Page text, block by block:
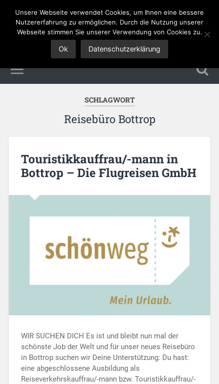
Tourismus Jobs
SCHLAGWORT
Reisebüro Bottrop
Touristikkauffrau/-mann in
Bottrop – Die Flugreisen GmbH
WIR SUCHEN DICH Es ist und bleibt nun mal der
schönste Job der Welt und für unser neues Reisebüro
in Bottrop suchen wir Deine Unterstützung: Du hast:
eine abgeschlossene Ausbildung als
Reiseverkehrskauffrau/-mann bzw. Touristikkauffrau/-
Unsere Webseite verwendet Cookies, um Ihnen eine bessere
Nutzererfahrung zu ermöglichen. Durch die Nutzung unserer
Webseite stimmen Sie unserer Verwendung von Cookies zu.
Ok Datenschutzerklärung